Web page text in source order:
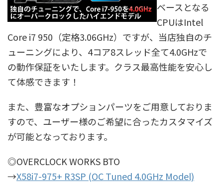
ベースとなる
CPUはIntel
Core i7 950（定格3.06GHz）ですが、当店独自のチ
ューニングにより、4コア8スレッド全て4.0GHzで
の動作保証をいたします。クラス最高性能を安心し
て体感できます！
また、豊富なオプションパーツをご用意しておりま
すので、ユーザー様のご希望に合ったカスタマイズ
が可能となっております。
◎OVERCLOCK WORKS BTO
→X58i7-975+ R3SP (OC Tuned 4.0GHz Model)